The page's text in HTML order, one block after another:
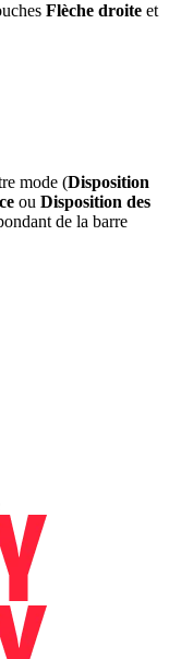
Flèche droite et
mode (Disposition
ou Disposition des
de la barre